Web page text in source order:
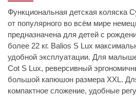
Функциональная детская коляска
от популярного во всём мире
предназначена для детей с
более 22 кг. Balios S Lux
удобной эксплуатации. Для
Cot S Lux, реверсивный
большой капюшон размера XXL.
компактное сложение, удобные